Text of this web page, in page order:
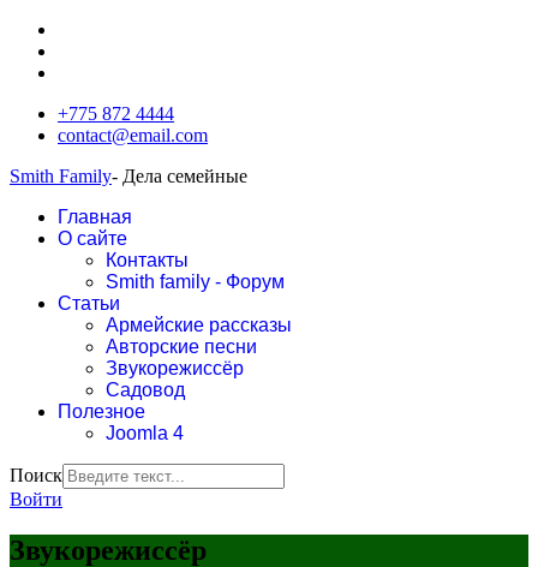
+775 872 4444
contact@email.com
Smith Family- Дела семейные
Главная
О сайте
Контакты
Smith family - Форум
Статьи
Армейские рассказы
Авторские песни
Звукорежиссёр
Садовод
Полезное
Joomla 4
Поиск
Войти
Звукорежиссёр